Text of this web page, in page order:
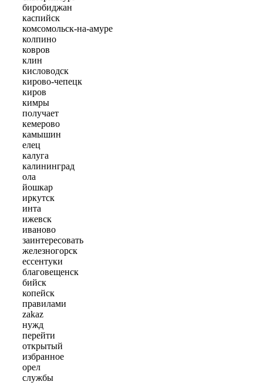
биробиджан
каспийск
комсомольск-на-амуре
колпино
ковров
клин
кисловодск
кирово-чепецк
киров
кимры
получает
кемерово
камышин
елец
калуга
калининград
ола
йошкар
иркутск
инта
ижевск
иваново
заинтересовать
железногорск
ессентуки
благовещенск
бийск
копейск
правилами
zakaz
нужд
перейти
открытый
избранное
орел
службы